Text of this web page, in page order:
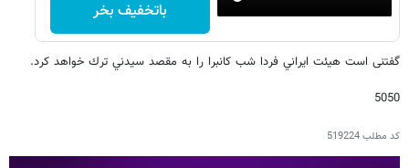
باتخفیف بخر
گفتنی است هيئت ايراني فردا شب كانبرا را به مقصد سيدني ترك خواهد كرد.
5050
کد مطلب519224